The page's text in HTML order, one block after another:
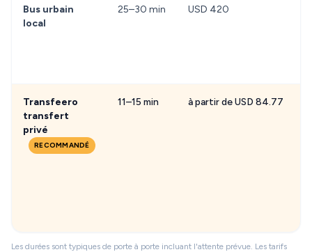
Bus urbain
local
25–30 min USD 420
Transfeero
transfert
privé
RECOMMANDÉ
11–15 min à partir de USD 84.77
Les durées sont typiques de porte à porte incluant l'attente prévue. Les tarifs